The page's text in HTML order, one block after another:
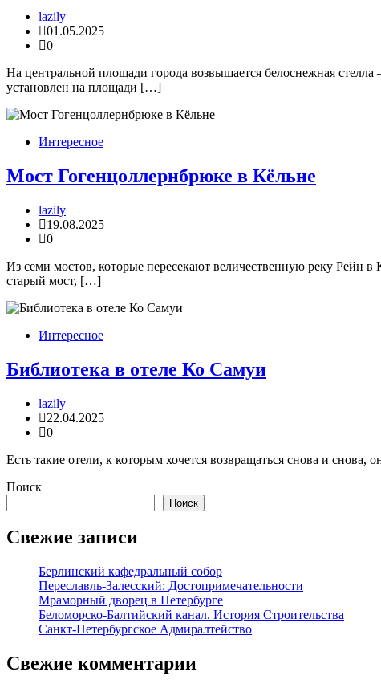
lazily
01.05.2025
0
На центральной площади города возвышается белоснежная
установлен на площади […]
Интересное
Мост Гогенцоллернбрюке в Кёльне
lazily
19.08.2025
0
Из семи мостов, которые пересекают величественную реку Рейн
старый мост, […]
Интересное
Библиотека в отеле Ко Самуи
lazily
22.04.2025
0
Есть такие отели, к которым хочется возвращаться снова и
Поиск
Поиск
Свежие записи
Берлинский кафедральный собор
Переславль-Залесский: Достопримечательности
Мраморный дворец в Петербурге
Беломорско-Балтийский канал. История Строительства
Санкт-Петербургское Адмиралтейство
Свежие комментарии